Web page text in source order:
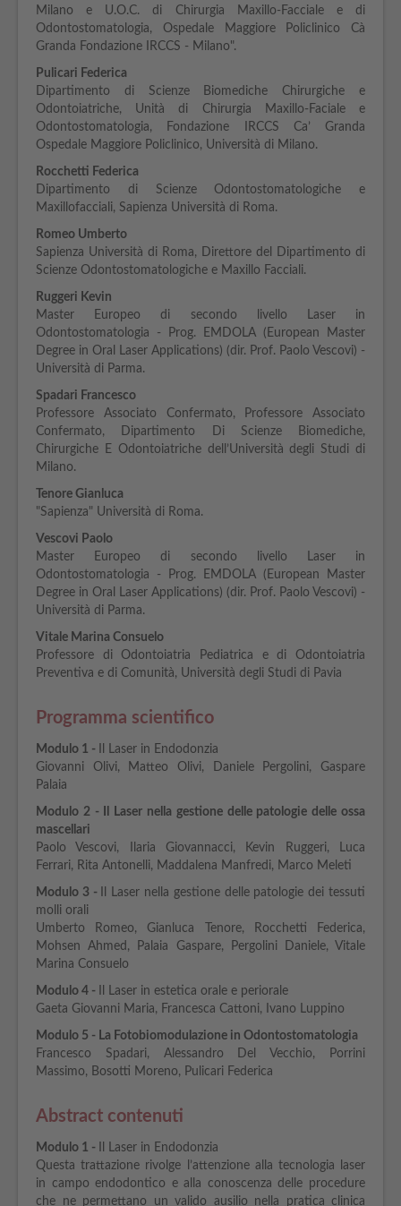
Milano e U.O.C. di Chirurgia Maxillo-Facciale e di
Odontostomatologia, Ospedale Maggiore Policlinico Cà
Granda Fondazione IRCCS - Milano".
Pulicari Federica
Dipartimento di Scienze Biomediche Chirurgiche e
Odontoiatriche, Unità di Chirurgia Maxillo-Faciale e
Odontostomatologia, Fondazione IRCCS Ca’ Granda
Ospedale Maggiore Policlinico, Università di Milano.
Rocchetti Federica
Dipartimento di Scienze Odontostomatologiche e
Maxillofacciali, Sapienza Università di Roma.
Romeo Umberto
Sapienza Università di Roma, Direttore del Dipartimento di
Scienze Odontostomatologiche e Maxillo Facciali.
Ruggeri Kevin
Master Europeo di secondo livello Laser in
Odontostomatologia - Prog. EMDOLA (European Master
Degree in Oral Laser Applications) (dir. Prof. Paolo Vescovi) -
Università di Parma.
Spadari Francesco
Professore Associato Confermato, Professore Associato
Confermato, Dipartimento Di Scienze Biomediche,
Chirurgiche E Odontoiatriche dell’Università degli Studi di
Milano.
Tenore Gianluca
"Sapienza" Università di Roma.
Vescovi Paolo
Master Europeo di secondo livello Laser in
Odontostomatologia - Prog. EMDOLA (European Master
Degree in Oral Laser Applications) (dir. Prof. Paolo Vescovi) -
Università di Parma.
Vitale Marina Consuelo
Professore di Odontoiatria Pediatrica e di Odontoiatria
Preventiva e di Comunità, Università degli Studi di Pavia
Programma scientifico
Modulo 1 -
Il Laser in Endodonzia
Giovanni Olivi, Matteo Olivi, Daniele Pergolini, Gaspare
Palaia
Modulo 2 -
Il Laser nella gestione delle patologie delle ossa
mascellari
Paolo Vescovi, Ilaria Giovannacci, Kevin Ruggeri, Luca
Ferrari, Rita Antonelli, Maddalena Manfredi, Marco Meleti
Modulo 3 -
Il Laser nella gestione delle patologie dei tessuti
molli orali
Umberto Romeo, Gianluca Tenore, Rocchetti Federica,
Mohsen Ahmed, Palaia Gaspare, Pergolini Daniele, Vitale
Marina Consuelo
Modulo 4 -
Il Laser in estetica orale e periorale
Gaeta Giovanni Maria, Francesca Cattoni, Ivano Luppino
Modulo 5 - La Fotobiomodulazione in Odontostomatologia
Francesco Spadari, Alessandro Del Vecchio, Porrini
Massimo, Bosotti Moreno, Pulicari Federica
Abstract contenuti
Modulo 1 -
Il Laser in Endodonzia
Questa trattazione rivolge l’attenzione alla tecnologia laser
in campo endodontico e alla conoscenza delle procedure
che ne permettano un valido ausilio nella pratica clinica